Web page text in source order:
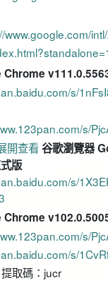
www.google.com/
Chrome
s/
s/
開查看 谷歌瀏覽器
版
s/
Chrome
s/
s/
取碼：jucr